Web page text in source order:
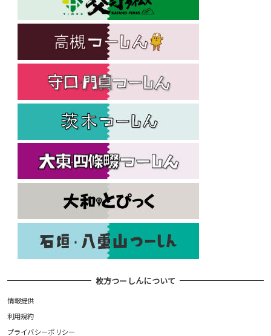
枚方つーしんについて
情報提供
利用規約
プライバシーポリシー